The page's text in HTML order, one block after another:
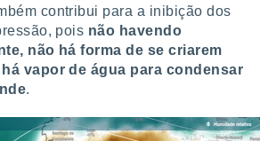
contribui para a inibição dos
pois não havendo
não há forma de se criarem
vapor de água para condensar
.